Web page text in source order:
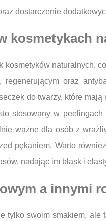
dostarczenie
kosmetykach
naturalnych,
oraz
do twarzy, które
stosowany w
ważne dla osób z
pękaniem. Warto
nadając im blask i
a innymi
swoim smakiem, ale